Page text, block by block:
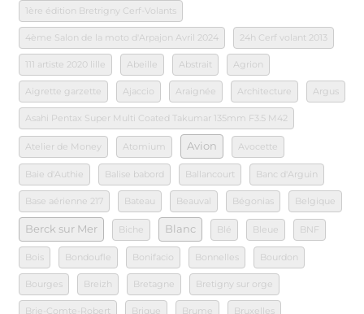
1ère édition Bretrigny Cerf-Volants
4ème Salon de la moto d'Arpajon Avril 2024 24h Cerf volant 2013
111 artiste 2020 lille Abeille Abstrait Agrion
Aigrette garzette Ajaccio Araignée Architecture Argus
Asahi Pentax Super Multi Coated Takumar 135mm F3.5 M42
Atelier de Money Atomium Avion Avocette
Baie d'Authie Balise babord Ballancourt Banc d'Arguin
Base aérienne 217 Bateau Beauval Bégonias Belgique
Berck sur Mer Biche Blanc Blé Bleue BNF
Bois Bondoufle Bonifacio Bonnelles Bourdon
Bourges Breizh Bretagne Bretigny sur orge
Brie-Comte-Robert Brique Brume Bruxelles